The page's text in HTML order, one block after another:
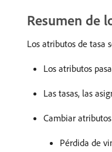
Resumen de
Los atributos de tasa
Los atributos
Las tasas, las
Cambiar
Pérdida de